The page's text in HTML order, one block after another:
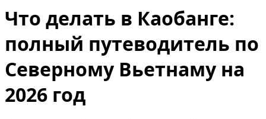
Что делать в Каобанге:
полный путеводитель по
Северному Вьетнаму на
2026 год